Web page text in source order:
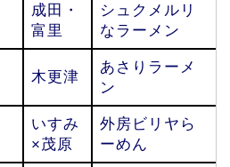
成田・
富里
シュクメルリ
なラーメン
木更津
あさりラーメ
ン
いすみ
×茂原
外房ビリヤら
ーめん